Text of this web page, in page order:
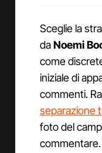
Sceglie la
daNoemi
come
iniziale di
commenti.
separazione
foto del
commentare.